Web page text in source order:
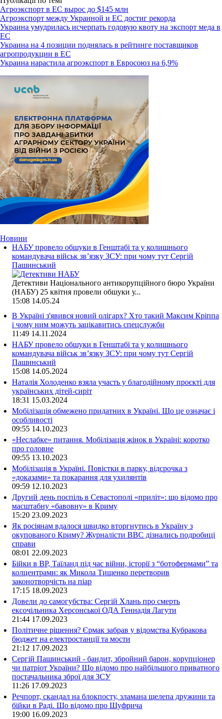
Агроэкспорт в ЕС вырос до $145 млн
Агроэкспорт между Украиной и ЕС достиг рекорда
Украина умудрилась исчерпать годовую квоту на экспорт меда в
ЕС
Украина на 4 позиции поднялась в рейтинге поставщиков
агропродукции в ЕС
Украина нарастила агроэкспорт в Евросоюз на 6,9%
Новини
НАБУ провело обшуки в Генштабі та у колишнього
командувача військ зв’язку ЗСУ: при чому тут Сергій
Пашинський
Детективи Національного антикорупційного бюро України
(НАБУ) 25 квітня провели обшуки у...
15:08 14.05.24
В Україні з'явився новий олігарх? Хто такий Максим Кріппа
і чому ним можуть зацікавитись спецслужби
11:49 14.11.2024
НАБУ провело обшуки в Генштабі та у колишнього
командувача військ зв’язку ЗСУ: при чому тут Сергій
Пашинський
15:08 14.05.2024
Наталія Холоденко взяла участь у благодійному проєкті для
українських дітей-сиріт
18:31 15.03.2024
Мобілізація обмежено придатних в Україні. Що це означає і
особливості
09:55 14.10.2023
«Неслабке» питання. Мобілізація жінок в Україні: коротко
про головне
09:55 13.10.2023
Мобілізація в Україні. Повістки в парку, відсрочка з
«доказами» та покарання для ухилянтів
09:59 12.10.2023
Другий день поспіль в Севастополі «приліт»: що відомо про
масштабну «бавовну» в Криму
15:20 23.09.2023
Як росіянам вдалося швидко вторгнутись в Україну з
окупованого Криму? Журналісти ВВС дізнались подробиці
справи
08:01 22.09.2023
Бійки в ВР, Таїланд під час війни, історії з “ботофермами” та
колцентрами: як Микола Тищенко перетворив
законотворчість на піар
17:15 18.09.2023
Довели до самогубства: Сергій Хлань про смерть
ексочільника Херсонської ОДА Геннадія Лагути
21:44 17.09.2023
Політичне рішення? Єрмак забрав у відомства Кубракова
бюджет на електростанції та мости
21:12 17.09.2023
Сергій Пашинський - бандит, збройний барон, корупціонер
чи патріот України? Що відомо про найбільшого приватного
постачальника зброї для ЗСУ
11:26 17.09.2023
Речпорт, скандал на блокпосту, зламана щелепа дружини та
бійки в Раді. Що відомо про Шуфрича
19:00 16.09.2023